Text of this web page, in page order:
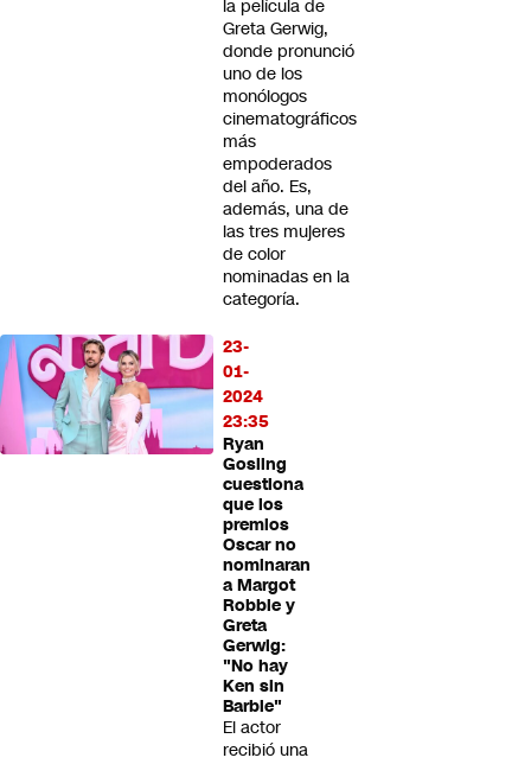
la película de
Greta Gerwig,
donde pronunció
uno de los
monólogos
cinematográficos
más
empoderados
del año. Es,
además, una de
las tres mujeres
de color
nominadas en la
categoría.
23-
01-
2024
23:35
Ryan
Gosling
cuestiona
que los
premios
Oscar no
nominaran
a Margot
Robbie y
Greta
Gerwig:
"No hay
Ken sin
Barbie"
El actor
recibió una